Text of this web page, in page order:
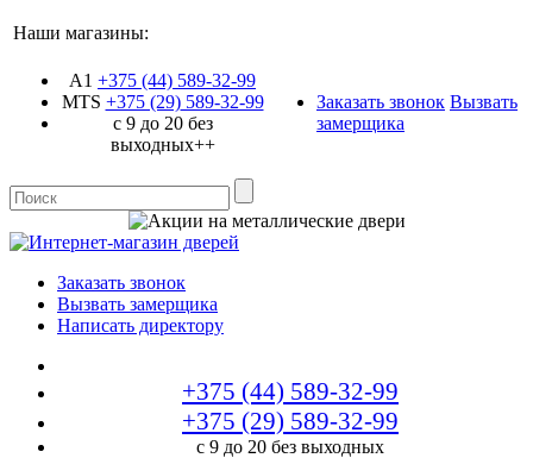
Наши магазины:
A1 +375 (44) 589-32-99
MTS +375 (29)589-32-99
с 9 до 20 без
выходных++
Заказать звонок Вызвать
замерщика
Заказать звонок
Вызвать замерщика
Написать директору
+375 (44) 589-32-99
+375 (29) 589-32-99
с 9 до 20 без выходных